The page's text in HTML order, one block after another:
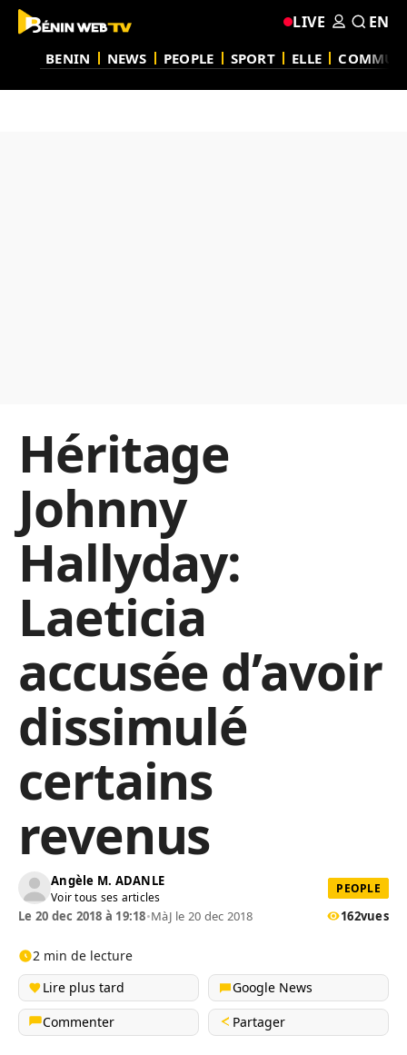
BENIN NEWS PEOPLE SPORT ELLE
LIVE EN
Héritage
Johnny
Hallyday:
Laeticia
accusée d’avoir
dissimulé
certains
revenus
Angèle M. ADANLE
Voir tous ses articles
PEOPLE
Le 20 dec 2018 à 19:18•MàJ le 20 dec 2018 162vues
2 min de lecture
Lire plus tard
Google News
Commenter
Partager